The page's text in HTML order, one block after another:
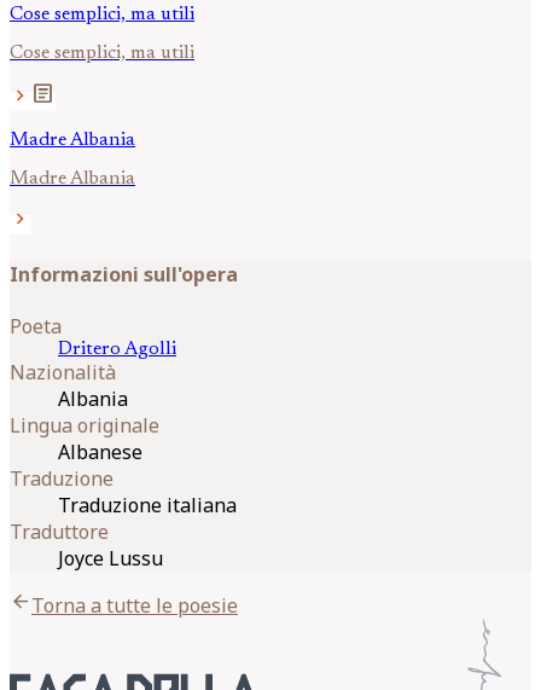
Cose semplici, ma utili
Cose semplici, ma utili
chevron_right article
Madre Albania
Madre Albania
chevron_right
Informazioni sull'opera
Poeta
Dritero Agolli
Nazionalità
Albania
Lingua originale
Albanese
Traduzione
Traduzione italiana
Traduttore
Joyce Lussu
arrow_backTorna a tutte le poesie